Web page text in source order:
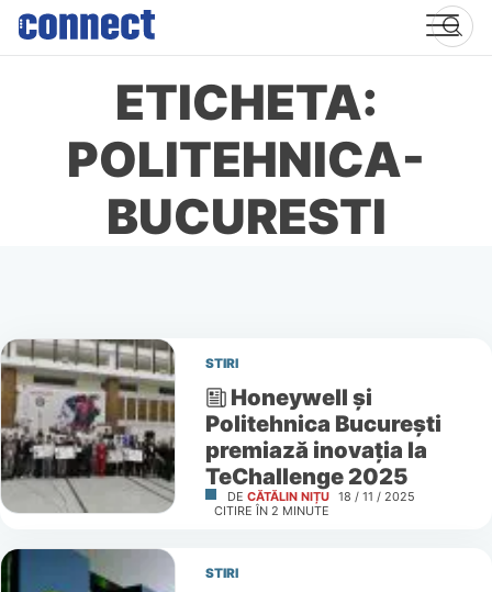
Skip
content
ETICHETA:
POLITEHNICA-
BUCURESTI
STIRI
Honeywell și
Politehnica București
premiază inovația la
TeChallenge 2025
DE CĂTĂLIN NIȚU 18 / 11 / 2025
CITIRE ÎN 2 MINUTE
STIRI